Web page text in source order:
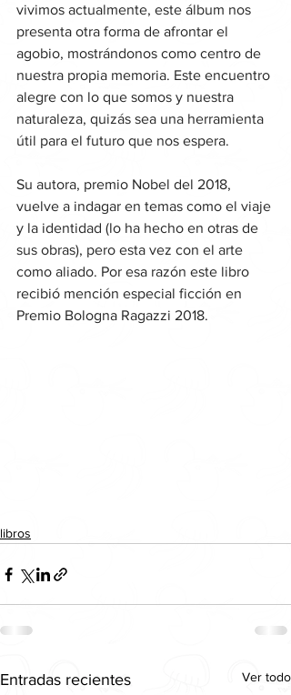
vivimos actualmente, este álbum nos
presenta otra forma de afrontar el
agobio, mostrándonos como centro de
nuestra propia memoria. Este encuentro
alegre con lo que somos y nuestra
naturaleza, quizás sea una herramienta
útil para el futuro que nos espera.
Su autora, premio Nobel del 2018,
vuelve a indagar en temas como el viaje
y la identidad (lo ha hecho en otras de
sus obras), pero esta vez con el arte
como aliado. Por esa razón este libro
recibió mención especial ficción en
Premio Bologna Ragazzi 2018.
libros
Entradas recientes Ver todo